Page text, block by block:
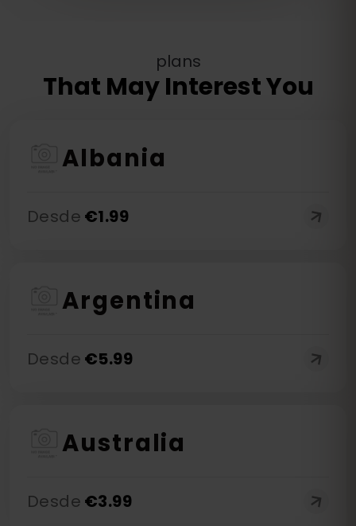
plans
That May Interest You
Albania
Desde €1.99
Argentina
Desde €5.99
Australia
Desde €3.99